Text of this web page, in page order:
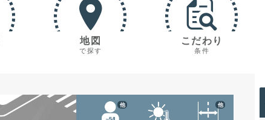
地図
で探す
こだわり
条件
他 他